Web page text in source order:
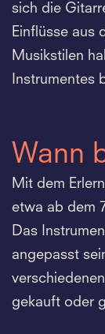
sich die
Einflüsse aus
Musikstilen
Instrumentes
Wann
Mit dem
etwa ab dem
Das
angepasst
gekauft oder